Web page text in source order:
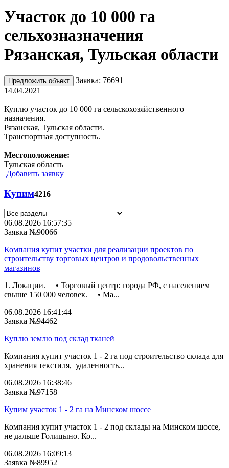
Участок до 10 000 га
сельхозназначения
Рязанская, Тульская области
Предложить объект
Заявка: 76691
14.04.2021
Куплю участок до 10 000 га сельскохозяйственного
назначения.
Рязанская, Тульская области.
Транспортная доступность.
Местоположение:
Тульская область
Добавить заявку
Купим4216
06.08.2026 16:57:35
Заявка №90066
Компания купит участки для реализации проектов по
строительству торговых центров и продовольственных
магазинов
1. Локации. • Торговый центр: города РФ, с населением
свыше 150 000 человек. • Ма...
06.08.2026 16:41:44
Заявка №94462
Куплю землю под склад тканей
Компания купит участок 1 - 2 га под строительство склада для
хранения текстиля, удаленность...
06.08.2026 16:38:46
Заявка №97158
Купим участок 1 - 2 га на Минском шоссе
Компания купит участок 1 - 2 под склады на Минском шоссе,
не дальше Голицыно. Ко...
06.08.2026 16:09:13
Заявка №89952